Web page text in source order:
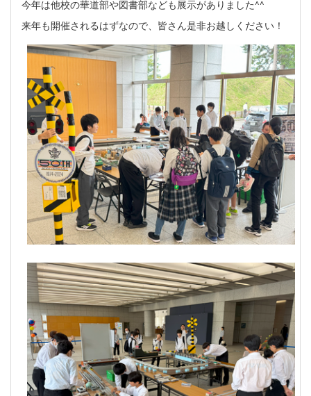
今年は他校の華道部や図書部なども展示がありました^^
来年も開催されるはずなので、皆さん是非お越しください！